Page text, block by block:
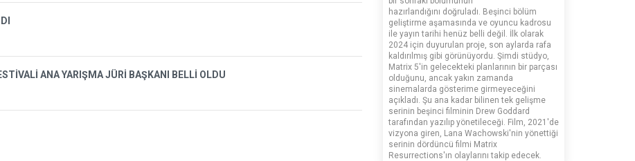
ANA YARIŞMA JÜRİ BAŞKANI BELLİ OLDU
hazırlandığını doğruladı. Beşinci bölüm
geliştirme aşamasında ve oyuncu kadrosu
ile yayın tarihi henüz belli değil. İlk olarak
2024 için duyurulan proje, son aylarda rafa
kaldırılmış gibi görünüyordu. Şimdi stüdyo,
Matrix 5'in gelecekteki planlarının bir parçası
olduğunu, ancak yakın zamanda
sinemalarda gösterime girmeyeceğini
açıkladı. Şu ana kadar bilinen tek gelişme
serinin beşinci filminin Drew Goddard
tarafından yazılıp yönetileceği. Film, 2021'de
vizyona giren, Lana Wachowski'nin yönettiği
serinin dördüncü filmi Matrix
Resurrections'ın olaylarını takip edecek.